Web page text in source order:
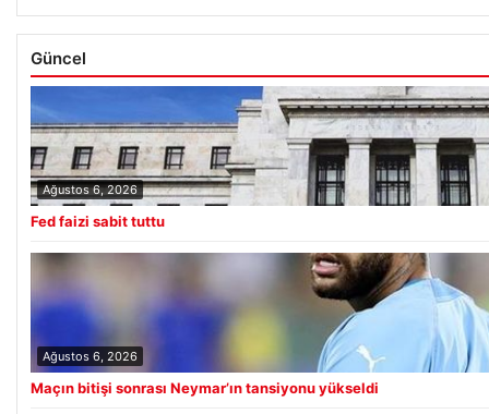
Güncel
Ağustos 6, 2026
Fed faizi sabit tuttu
Ağustos 6, 2026
Maçın bitişi sonrası Neymar’ın tansiyonu yükseldi